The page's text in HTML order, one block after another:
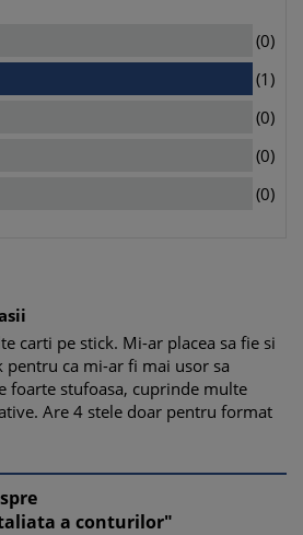
(0)
(1)
(0)
(0)
(0)
carti pe stick. Mi-ar placea sa fie si
pentru ca mi-ar fi mai usor sa
foarte stufoasa, cuprinde multe
Are 4 stele doar pentru format
a conturilor"